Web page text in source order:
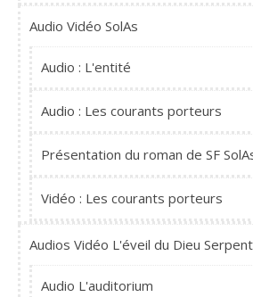
Audio Vidéo SolAs
Audio : L'entité
Audio : Les courants porteurs
Présentation du roman de SF
Vidéo : Les courants porteurs
Audios Vidéo L'éveil du Dieu Serpent
Audio L'auditorium